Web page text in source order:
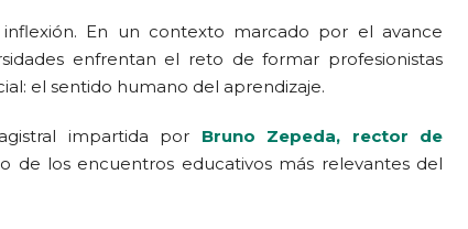
En un contexto marcado por el avance
enfrentan el reto de formar profesionistas
el sentido humano del aprendizaje.
impartida por Bruno Zepeda, rector de
de los encuentros educativos más relevantes del